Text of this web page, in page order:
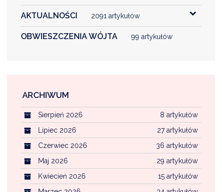
AKTUALNOŚCI 2091 artykułów
OBWIESZCZENIA WÓJTA 99 artykułów
ARCHIWUM
8 artykułów
Sierpień 2026
27 artykułów
Lipiec 2026
36 artykułów
Czerwiec 2026
29 artykułów
Maj 2026
15 artykułów
Kwiecień 2026